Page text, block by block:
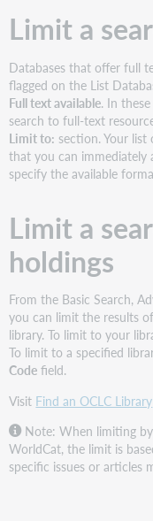
a
search
by
library
holdings
Limit a
Databases that offer full
flagged on the List
Full text available. In
search to full-text
Limit to: section. Your
that you can immediately
specify the available
Limit a
holdings
From the Basic Search,
you can limit the results
library. To limit to your
To limit to a specified
Code field.
Visit Find an OCLC Library
Note: When limiting
WorldCat, the limit is
specific issues or articles